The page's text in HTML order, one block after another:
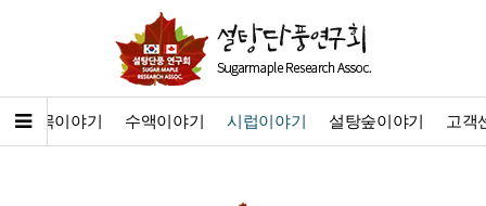
묘목이야기 수액이야기 시럽이야기 설탕숲이야기 고객